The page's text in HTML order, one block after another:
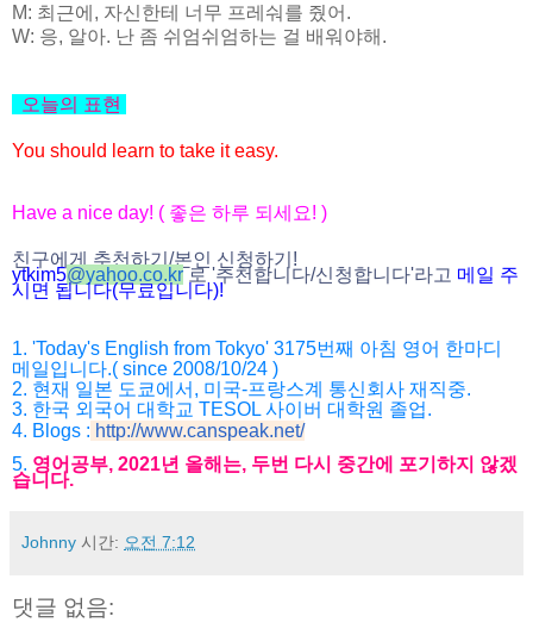
M: 최근에, 자신한테 너무 프레숴를 줬어.
W: 응, 알아. 난 좀 쉬엄쉬엄하는 걸 배워야해.
오늘의 표현
You should learn to take it easy.
Have a nice day! ( 좋은 하루 되세요! )
친구에게 추천하기/본인 신청하기!
ytkim5@yahoo.co.kr 로 '추천합니다/신청합니다'라고 메일 주
시면 됩니다(무료입니다)!
1. 'Today's English from Tokyo' 3175번째 아침 영어 한마디
메일입니다.( since 2008/10/24 )
2. 현재 일본 도쿄에서, 미국-프랑스계 통신회사 재직중.
3. 한국 외국어 대학교 TESOL 사이버 대학원 졸업.
4. Blogs : http://www.canspeak.net/
5. 영어공부, 2021년 올해는, 두번 다시 중간에 포기하지 않겠
습니다.
Johnny 시간: 오전 7:12
댓글 없음: